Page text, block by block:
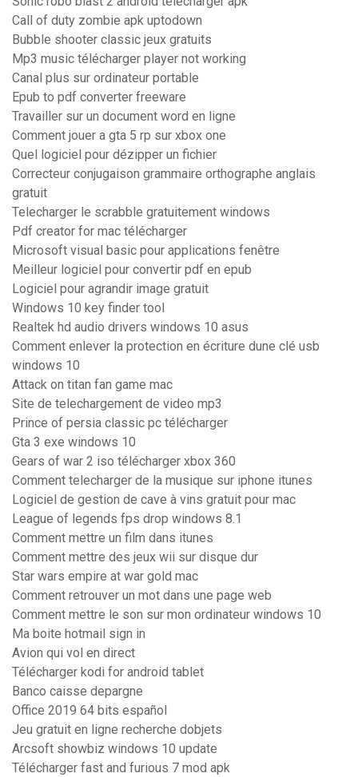
Call of duty zombie apk uptodown
Bubble shooter classic jeux gratuits
Mp3 music télécharger player not working
Canal plus sur ordinateur portable
Epub to pdf converter freeware
Travailler sur un document word en ligne
Comment jouer a gta 5 rp sur xbox one
Quel logiciel pour dézipper un fichier
Correcteur conjugaison grammaire orthographe anglais
gratuit
Telecharger le scrabble gratuitement windows
Pdf creator for mac télécharger
Microsoft visual basic pour applications fenêtre
Meilleur logiciel pour convertir pdf en epub
Logiciel pour agrandir image gratuit
Windows 10 key finder tool
Realtek hd audio drivers windows 10 asus
Comment enlever la protection en écriture dune clé usb
windows 10
Attack on titan fan game mac
Site de telechargement de video mp3
Prince of persia classic pc télécharger
Gta 3 exe windows 10
Gears of war 2 iso télécharger xbox 360
Comment telecharger de la musique sur iphone itunes
Logiciel de gestion de cave à vins gratuit pour mac
League of legends fps drop windows 8.1
Comment mettre un film dans itunes
Comment mettre des jeux wii sur disque dur
Star wars empire at war gold mac
Comment retrouver un mot dans une page web
Comment mettre le son sur mon ordinateur windows 10
Ma boite hotmail sign in
Avion qui vol en direct
Télécharger kodi for android tablet
Banco caisse depargne
Office 2019 64 bits español
Jeu gratuit en ligne recherche dobjets
Arcsoft showbiz windows 10 update
Télécharger fast and furious 7 mod apk